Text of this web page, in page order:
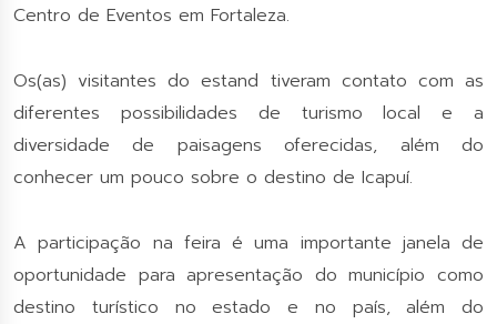
Centro de Eventos em Fortaleza.
Os(as) visitantes do estand tiveram contato com as
diferentes possibilidades de turismo local e a
diversidade de paisagens oferecidas, além do
conhecer um pouco sobre o destino de Icapuí.
A participação na feira é uma importante janela de
oportunidade para apresentação do município como
destino turístico no estado e no país, além do